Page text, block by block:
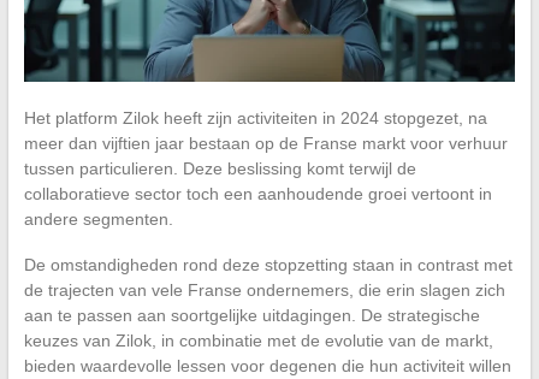
Het platform Zilok heeft zijn activiteiten in 2024 stopgezet, na
meer dan vijftien jaar bestaan op de Franse markt voor verhuur
tussen particulieren. Deze beslissing komt terwijl de
collaboratieve sector toch een aanhoudende groei vertoont in
andere segmenten.
De omstandigheden rond deze stopzetting staan in contrast met
de trajecten van vele Franse ondernemers, die erin slagen zich
aan te passen aan soortgelijke uitdagingen. De strategische
keuzes van Zilok, in combinatie met de evolutie van de markt,
bieden waardevolle lessen voor degenen die hun activiteit willen